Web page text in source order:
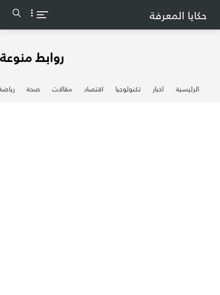
حكايا المعرفة
روابط منوعة
الرئيسية اخبار تكنولوجيا اقتصاد مقالات صحة